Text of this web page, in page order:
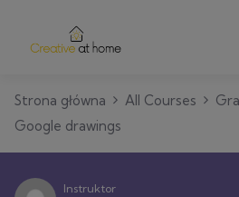
Strona główna All Courses
Google drawings
Instruktor